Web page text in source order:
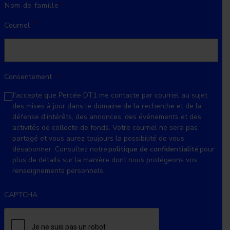
Nom de famille
Courriel *
Consentement *
J'accepte que Percée DT1 me contacte par courriel au sujet
des mises à jour dans le domaine de la recherche et de la
défense d’intérêts, des annonces, des événements et des
activités de collecte de fonds. Votre courriel ne sera pas
partagé et vous aurez toujours la possibilité de vous
désabonner. Consultez notre politique de confidentialité pour
plus de détails sur la manière dont nous protégeons vos
renseignements personnels.
CAPTCHA